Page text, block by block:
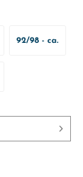
92/98 - ca.